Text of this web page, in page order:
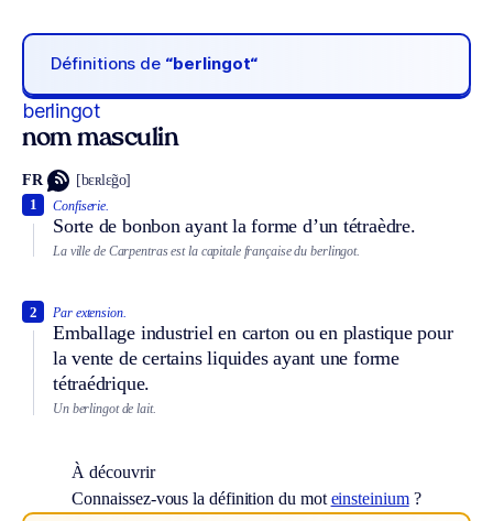
Définitions de “berlingot“
berlingot
nom masculin
FR [bɛʀlɛ̃go]
Confiserie.
Sorte de bonbon ayant la forme d’un tétraèdre.
1
La ville de Carpentras est la capitale française du berlingot.
Par extension.
Emballage industriel en carton ou en plastique pour
la vente de certains liquides ayant une forme
tétraédrique.
2
Un berlingot de lait.
À découvrir
Connaissez-vous la définition du mot einsteinium?